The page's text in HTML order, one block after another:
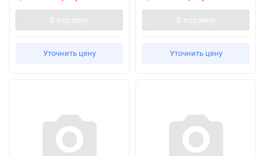
В корзину
Уточнить цену
В корзину
Уточнить цену